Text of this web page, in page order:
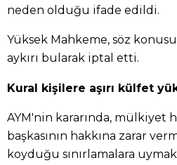
neden olduğu ifade edildi.
Yüksek Mahkeme, söz
aykırı bularak iptal etti.
Kural kişilere aşırı külfet
AYM'nin kararında, mülkiyet
başkasının hakkına zarar
koyduğu sınırlamalara